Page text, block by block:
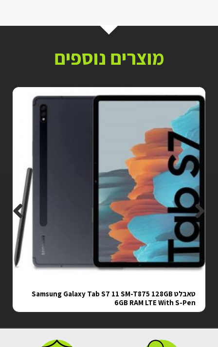
מוצרים נוספים
טאבלט Samsung Galaxy Tab S7 11 SM-T875 128GB
6GB RAM LTE With S-Pen